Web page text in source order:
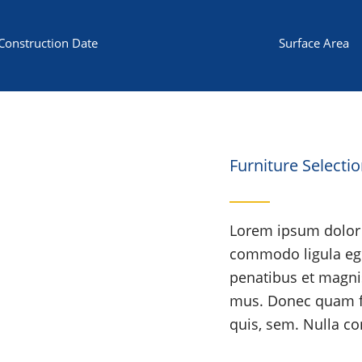
Date Surface Area
Furniture
Lorem ipsum
commodo ligula
penatibus et
mus. Donec quam
quis, sem. Nulla